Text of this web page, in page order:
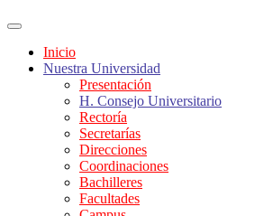
Inicio
Nuestra Universidad
Presentación
H. Consejo Universitario
Rectoría
Secretarías
Direcciones
Coordinaciones
Bachilleres
Facultades